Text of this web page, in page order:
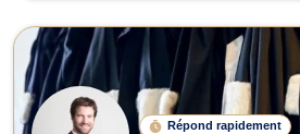
Répond rapidement